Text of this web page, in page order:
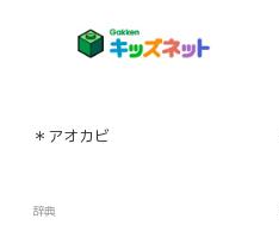
＊アオカビ
辞典